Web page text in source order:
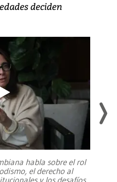
deciden
habla sobre el rol
el derecho al
y los desafíos